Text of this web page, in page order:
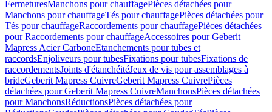
FermeturesManchons pour chauffagePièces détachées pour
Manchons pour chauffageTés pour chauffagePièces détachées pour
Tés pour chauffageRaccordements pour chauffagePièces détachées
pour Raccordements pour chauffageAccessoires pour Geberit
Mapress Acier CarboneEtanchements pour tubes et
raccordsEnjoliveurs pour tubesFixations pour tubesFixations de
raccordementsJoints d'étanchéitéJeux de vis pour assemblages à
brideGeberit Mapress CuivreGeberit Mapress CuivrePièces
détachées pour Geberit Mapress CuivreManchonsPièces détachées
pour ManchonsRéductionsPièces détachées pour